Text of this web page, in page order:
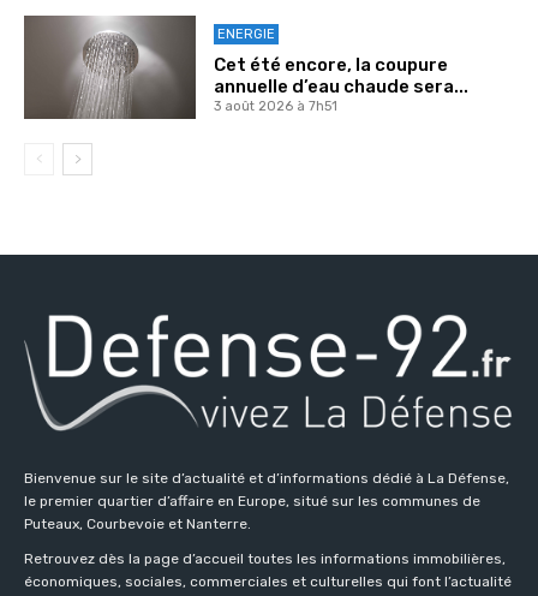
ENERGIE
Cet été encore, la coupure
annuelle d’eau chaude sera...
3 août 2026 à 7h51
Bienvenue sur le site d’actualité et d’informations dédié à La Défense,
le premier quartier d’affaire en Europe, situé sur les communes de
Puteaux, Courbevoie et Nanterre.
Retrouvez dès la page d’accueil toutes les informations immobilières,
économiques, sociales, commerciales et culturelles qui font l’actualité